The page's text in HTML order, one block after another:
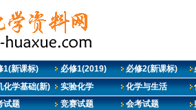
1(新课标) 必修1(2019) 必修2(新课标)
化学基础(新) 实验化学 化学与生活
试题 竞赛试题 会考试题